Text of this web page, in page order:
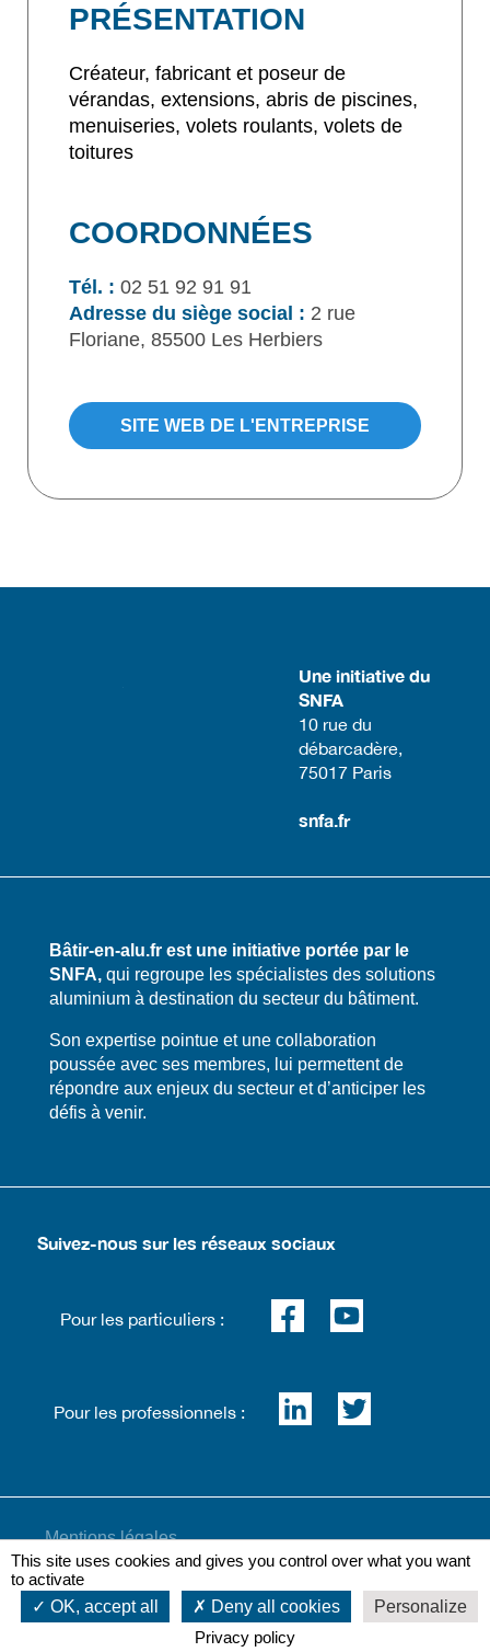
PRÉSENTATION
Créateur, fabricant et poseur de
vérandas, extensions, abris de piscines,
menuiseries, volets roulants, volets de
toitures
COORDONNÉES
Tél. : 02 51 92 91 91
Adresse du siège social : 2 rue
Floriane, 85500 Les Herbiers
SITE WEB DE L'ENTREPRISE
Une initiative du
SNFA
​10 rue du
débarcadère,
75017 Paris​
snfa.fr
Bâtir-en-alu.fr est une initiative portée par le
SNFA,qui regroupe les spécialistes des solutions
aluminium à destination du secteur du bâtiment.
​​Son expertise pointue et une collaboration
poussée avec ses membres, lui permettent de
répondre aux enjeux du secteur et d’anticiper les
défis à venir.
Suivez-nous sur les réseaux sociaux
Pour les particuliers :
Pour les professionnels :
Mentions légales
Plan du site
This site uses cookies and gives you control over what you want
to activate
OK, accept all
Deny all cookies
Personalize
Privacy policy